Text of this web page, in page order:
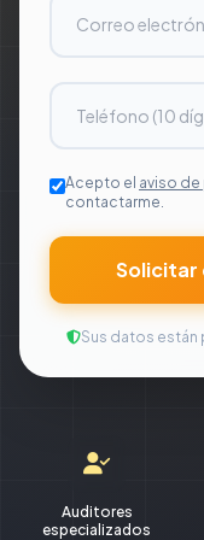
Acepto el aviso
contactarme.
Sus datos están
Auditores
especializados